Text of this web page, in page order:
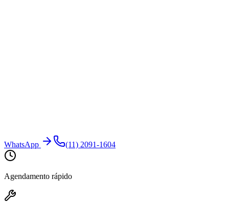
WhatsApp (11) 2091-1604
Agendamento rápido